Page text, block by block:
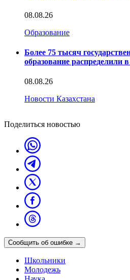
08.08.26
Образование
Более 75 тысяч
образование распределили
08.08.26
Новости Казахстана
Поделиться новостью
Сообщить об ошибке →
Школьники
Молодежь